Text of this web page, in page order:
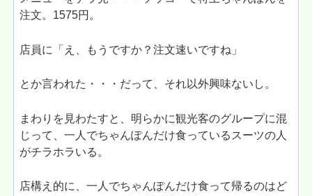
注文。1575円。
店員に「え、もうですか？注文速いですね」
とか言われた・・・だって、それ以外興味ないし。
まわりを見わたすと、明らかに観光客のグループに混
じって、一人でちゃんぽんだけ食っているスーツの人
がチラホラいる。
店構え的に、一人でちゃんぽんだけ食って帰るのはど